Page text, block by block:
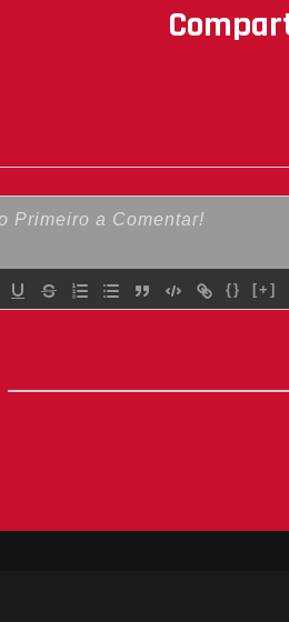
{} [+]